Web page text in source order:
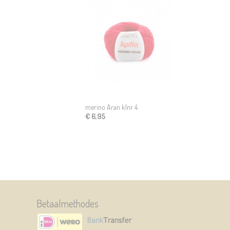
merino Aran klnr 4
€ 6,95
Betaalmethodes